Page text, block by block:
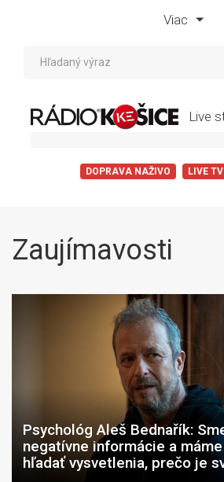
Viac
Live
Dopravny servis
DOPRAVA NAŽIVO LIVE
Zaujímavosti
Psychológ Aleš Bednařík:
negatívne informácie a
hľadať vysvetlenia, prečo je